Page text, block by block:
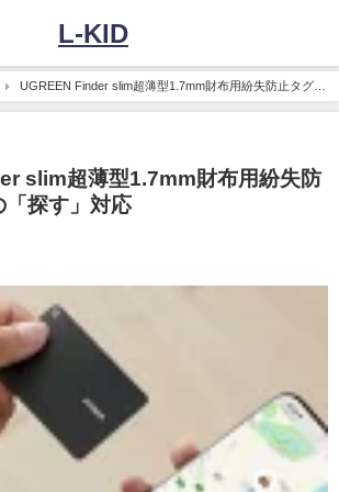
L-KID
UGREEN Finder slim超薄型1.7mm財布用紛失防止タグ
slim超薄型1.7mm財布用紛失防
探す」対応